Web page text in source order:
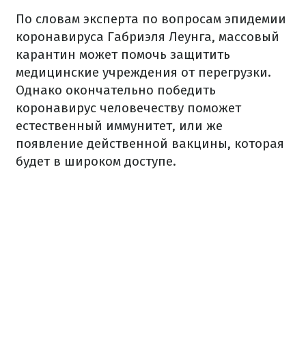
По словам эксперта по вопросам эпидемии
коронавируса Габриэля Леунга, массовый
карантин может помочь защитить
медицинские учреждения от перегрузки.
Однако окончательно победить
коронавирус человечеству поможет
естественный иммунитет, или же
появление действенной вакцины, которая
будет в широком доступе.